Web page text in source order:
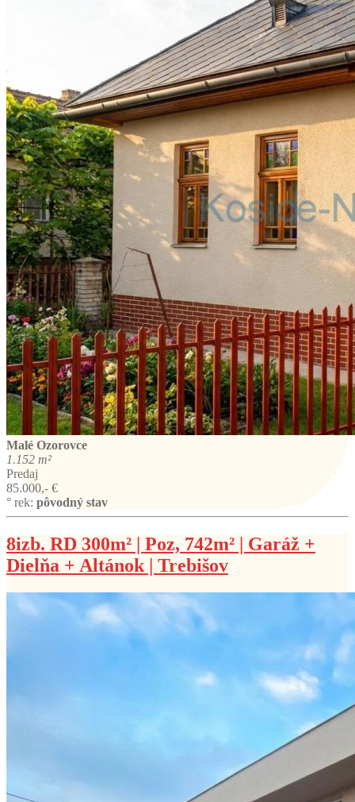
Malé Ozorovce
1.152 m²
Predaj
85.000,- €
° rek: pôvodný stav
8izb. RD 300m² | Poz, 742m² | Garáž +
Dielňa + Altánok | Trebišov